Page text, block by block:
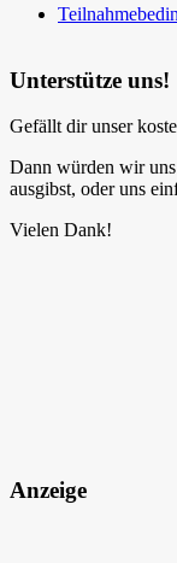
Unterstütze uns!
Gefällt dir unser
Dann würden wir
ausgibst, oder uns
Vielen Dank!
Anzeige